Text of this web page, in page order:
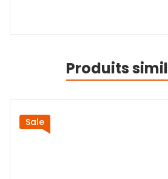
Produits
Sale